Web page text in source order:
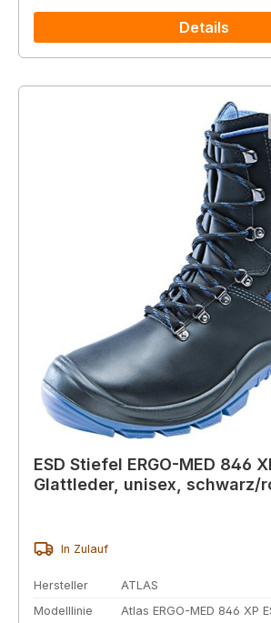
Details
ESD Stiefel ERGO-MED 846
Glattleder, unisex, schwarz/
In Zulauf
Hersteller
ATLAS
Modelllinie
Atlas ERGO-MED 846 XP